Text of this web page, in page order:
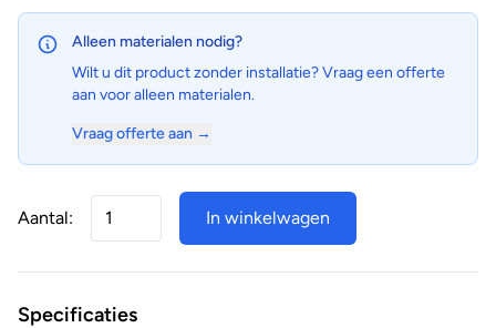
Alleen materialen nodig?
Wilt u dit product zonder installatie? Vraag een offerte
aan voor alleen materialen.
Vraag offerte aan →
Aantal: In winkelwagen
Specificaties